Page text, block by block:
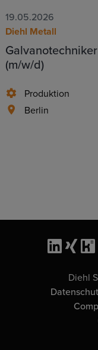
19.05.2026
Diehl Metall
(m/w/d)
Produktion
Berlin
Diehl